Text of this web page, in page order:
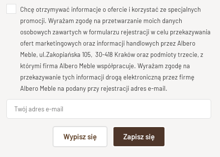
jako
reprezentacyjny akcent w jadalni
Specyfikacja techniczna produktu
Materiał
100 % Lite Drewno Palisander
Wykończenie
Lakier półmatowy
Styl
Kolekcja CLASSIC, meble
Szerokość
71 cm
Wysokość
36 cm
Zmontowany
Dodaj opinię o produkcie
Twoja ocena
Bardzo dobry
Twoja opinia o produkcie
Podpis
Chcę otrzymywać informacje o ofercie i korzystać ze specjalnych
promocji. Wyrażam zgodę na przetwarzanie moich danych
osobowych zawartych w formularzu rejestracji w celu przekazywania
ofert marketingowych oraz informacji handlowych przez Albero
Meble, ul.Zakopiańska 105, 30-418 Kraków oraz podmioty trzecie, z
którymi firma Albero Meble współpracuje. Wyrażam zgodę na
przekazywanie tych informacji drogą elektroniczną przez firmę
Albero Meble na podany przy rejestracji adres e-mail.
Wypisz się Zapisz się